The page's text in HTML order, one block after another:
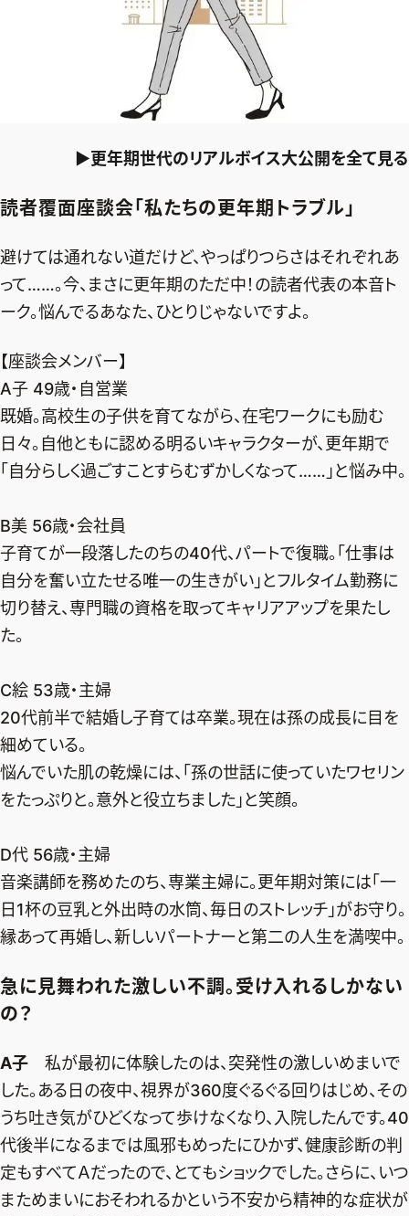
▶更年期世代のリアルボイス大公開を全て見る
読者覆面座談会「私たちの更年期トラブル」
避けては通れない道だけど、やっぱりつらさはそれぞれあ
って……。今、まさに更年期のただ中！の読者代表の本音ト
ーク。悩んでるあなた、ひとりじゃないですよ。
【座談会メンバー】
A子 49歳・自営業
既婚。高校生の子供を育てながら、在宅ワークにも励む
日々。自他ともに認める明るいキャラクターが、更年期で
「自分らしく過ごすことすらむずかしくなって……」と悩み中。
B美 56歳・会社員
子育てが一段落したのちの40代、パートで復職。「仕事は
自分を奮い立たせる唯一の生きがい」とフルタイム勤務に
切り替え、専門職の資格を取ってキャリアアップを果たし
た。
C絵 53歳・主婦
20代前半で結婚し子育ては卒業。現在は孫の成長に目を
細めている。
悩んでいた肌の乾燥には、「孫の世話に使っていたワセリン
をたっぷりと。意外と役立ちました」と笑顔。
D代 56歳・主婦
音楽講師を務めたのち、専業主婦に。更年期対策には「一
日1杯の豆乳と外出時の水筒、毎日のストレッチ」がお守り。
縁あって再婚し、新しいパートナーと第二の人生を満喫中。
急に見舞われた激しい不調。受け入れるしかない
の？
A子 私が最初に体験したのは、突発性の激しいめまいで
した。ある日の夜中、視界が360度ぐるぐる回りはじめ、その
うち吐き気がひどくなって歩けなくなり、入院したんです。40
代後半になるまでは風邪もめったにひかず、健康診断の判
定もすべてＡだったので、とてもショックでした。さらに、いつ
まためまいにおそわれるかという不安から精神的な症状が